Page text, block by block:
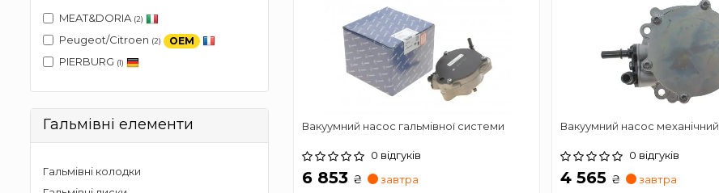
MEAT&DORIA (2)
Peugeot/Citroen (2) OEM
PIERBURG (1)
Гальмівні елементи
Гальмівні колодки
Вакуумний насос гальмівної системи
0 відгуків
6 853 ₴
завтра
Вакуумний насос механічний
0 відгуків
4 565 ₴
завтра